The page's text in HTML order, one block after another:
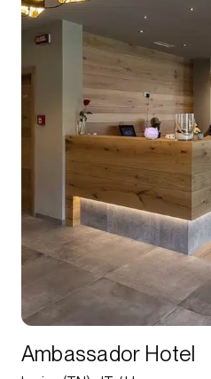
Ambassador Hotel